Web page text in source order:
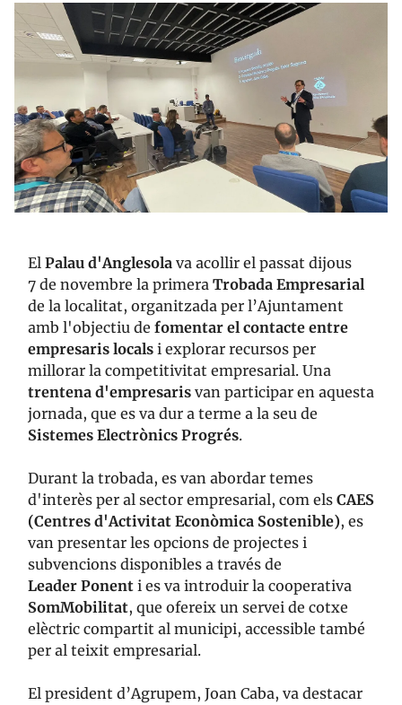
El Palau d'Anglesola va acollir el passat dijous
7 de novembre la primera Trobada Empresarial
de la localitat, organitzada per l’Ajuntament
amb l'objectiu de fomentar el contacte entre
empresaris locals i explorar recursos per
millorar la competitivitat empresarial. Una
trentena d'empresaris van participar en aquesta
jornada, que es va dur a terme a la seu de
Sistemes Electrònics Progrés.
Durant la trobada, es van abordar temes
d'interès per al sector empresarial, com els CAES
(Centres d'Activitat Econòmica Sostenible), es
van presentar les opcions de projectes i
subvencions disponibles a través de
Leader Ponent i es va introduir la cooperativa
SomMobilitat, que ofereix un servei de cotxe
elèctric compartit al municipi, accessible també
per al teixit empresarial.
El president d’Agrupem, Joan Caba, va destacar